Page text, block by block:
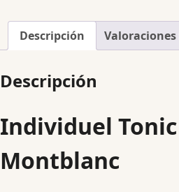
Descripción Valoraciones
Descripción
Individuel Tonic
Montblanc